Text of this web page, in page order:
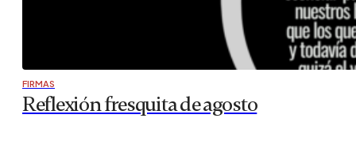
FIRMAS
Reflexión fresquita de agosto